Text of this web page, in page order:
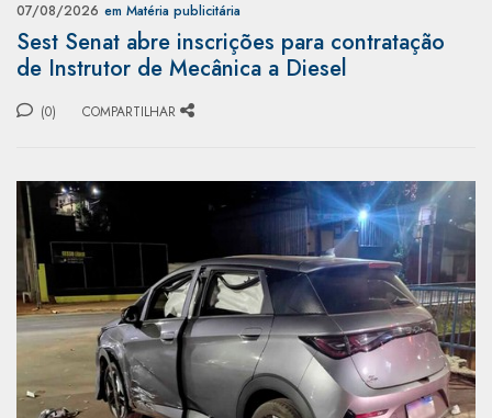
07/08/2026 em Matéria publicitária
Sest Senat abre inscrições para contratação
de Instrutor de Mecânica a Diesel
(0) COMPARTILHAR